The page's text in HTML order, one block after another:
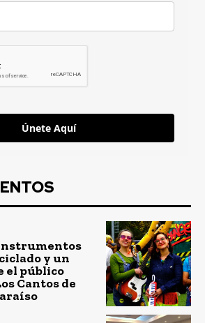
Únete Aquí
y un
el público
Cantos de